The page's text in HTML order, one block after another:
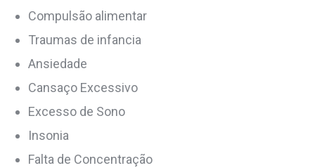
Compulsão alimentar
Traumas de infancia
Ansiedade
Cansaço Excessivo
Excesso de Sono
Insonia
Falta de Concentração